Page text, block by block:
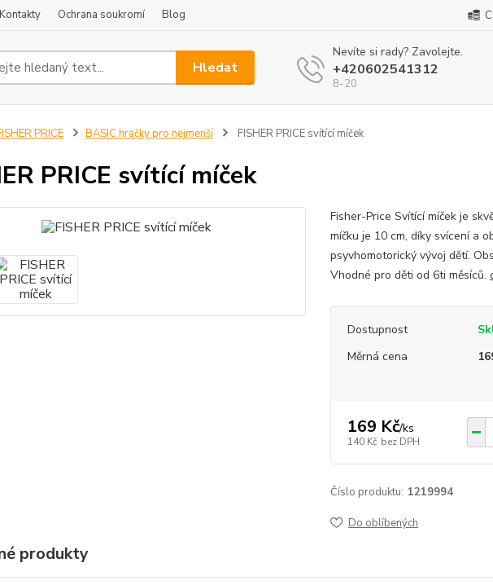
Kontakty Ochrana soukromí Blog
Hledat
Nevíte si rady? Zavolejte.
+420602541312
8-20
PRICE BASIC hračky pro nejmenší FISHER PRICE svítící míček
PRICE svítící míček
Fisher-Price Svítící míček je
míčku je 10 cm, díky svícení a
psyvhomotorický vývoj dětí.
Vhodné pro děti od 6ti měsíců.
Dostupnost
Měrná cena
169 Kč/ks
140 Kč bez DPH
Číslo produktu: 1219994
Do oblíbených
produkty